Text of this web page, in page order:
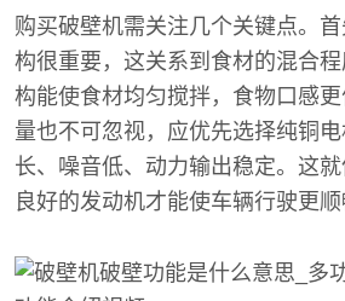
购买破壁机需关注几个关键点。
构很重要，这关系到食材的混合
构能使食材均匀搅拌，食物口感
量也不可忽视，应优先选择纯铜
长、噪音低、动力输出稳定。这
良好的发动机才能使车辆行驶更顺